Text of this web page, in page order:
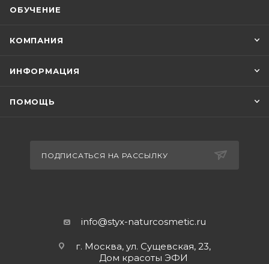
ОБУЧЕНИЕ
КОМПАНИЯ
ИНФОРМАЦИЯ
ПОМОЩЬ
ПОДПИСАТЬСЯ НА РАССЫЛКУ
info@styx-naturcosmetic.ru
г. Москва, ул. Сущевская, 23,
Дом красоты ЭФИ